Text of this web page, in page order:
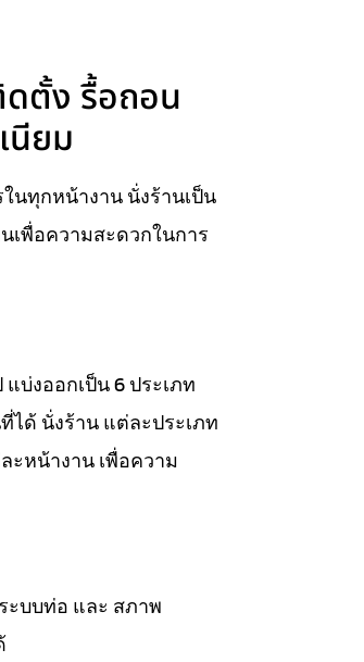
ดตั้ง รื้อถอน
นียม
นทุกหน้างาน นั่งร้านเป็น
เพื่อความสะดวกในการ
บ่งออกเป็น 6 ประเภท
ได้ นั่งร้าน แต่ละประเภท
ะหน้างาน เพื่อความ
ะบบท่อ และ สภาพ